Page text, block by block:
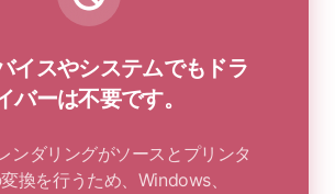
イスやシステムでもドラ
バーは不要です。
ンダリングがソースとプリンタ
換を行うため、Windows、